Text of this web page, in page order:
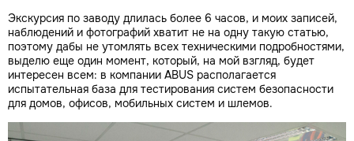
Экскурсия по заводу длилась более 6 часов, и моих записей,
наблюдений и фотографий хватит не на одну такую статью,
поэтому дабы не утомлять всех техническими подробностями,
выделю еще один момент, который, на мой взгляд, будет
интересен всем: в компании ABUS располагается
испытательная база для тестирования систем безопасности
для домов, офисов, мобильных систем и шлемов.